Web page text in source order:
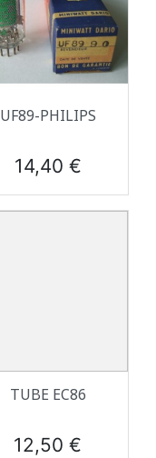
UF89-PHILIPS
Prix
14,40 €
TUBE EC86
Prix
12,50 €